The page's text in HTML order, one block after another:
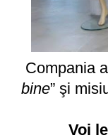
Compania
bine” şi
Voi